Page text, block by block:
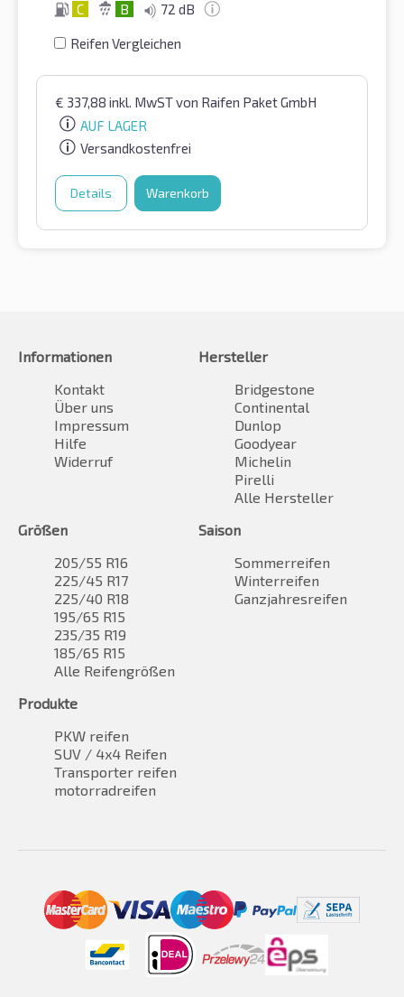
C B 72 dB
Reifen Vergleichen
€ 337,88 inkl. MwSTvon Raifen Paket GmbH
AUF LAGER
Versandkostenfrei
Details Warenkorb
Informationen
Kontakt
Über uns
Impressum
Hilfe
Widerruf
Hersteller
Bridgestone
Continental
Dunlop
Goodyear
Michelin
Pirelli
Alle Hersteller
Größen
205/55 R16
225/45 R17
225/40 R18
195/65 R15
235/35 R19
185/65 R15
Alle Reifengrößen
Saison
Sommerreifen
Winterreifen
Ganzjahresreifen
Produkte
PKW reifen
SUV / 4x4 Reifen
Transporter reifen
motorradreifen